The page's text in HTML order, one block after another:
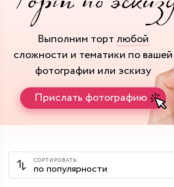
Выполним торт любой
сложности и тематики по вашей
фотографии или эскизу
Прислать фотографию